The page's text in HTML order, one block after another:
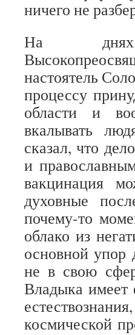
ничего не
На днях
настоятель
процессу
области и
вкалывать
сказал, что
и
вакцинация
духовные
почему-то
облако из
основной упор
не в свою
Владыка имеет
космической